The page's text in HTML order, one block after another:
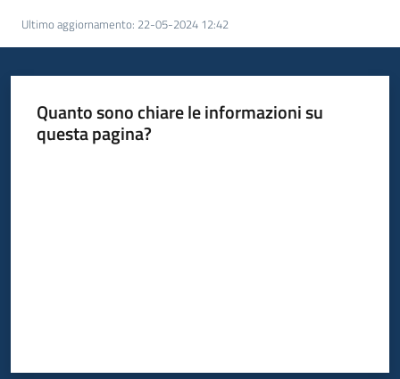
Ultimo aggiornamento: 22-05-2024 12:42
Quanto sono chiare le informazioni su
questa pagina?